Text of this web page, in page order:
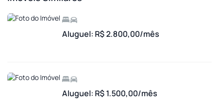
Aluguel: R$ 2.800,00/mês
Aluguel: R$ 1.500,00/mês